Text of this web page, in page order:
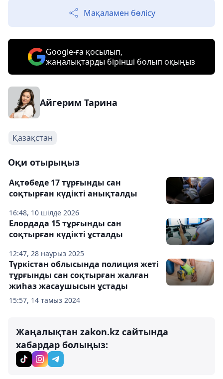
Мақаламен бөлісу
Google-ға қосылып,
жаңалықтарды бірінші болып оқыңыз
Айгерим Тарина
Қазақстан
Оқи отырыңыз
16:48, 10 шілде 2026
Ақтөбеде 17 тұрғынды сан
соқтырған күдікті анықталды
12:47, 28 наурыз 2025
Елордада 15 тұрғынды сан
соқтырған күдікті ұсталды
15:57, 14 тамыз 2024
Түркістан облысында полиция жеті
тұрғынды сан соқтырған жалған
жиһаз жасаушысын ұстады
Жаңалықтан zakon.kz сайтында
хабардар болыңыз: